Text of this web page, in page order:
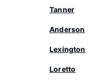
Tanner
Anderson
Lexington
Loretto